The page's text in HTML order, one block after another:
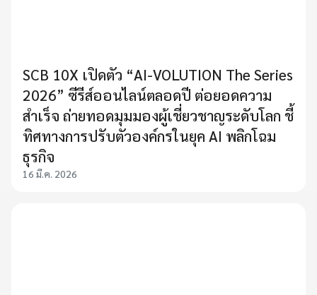
SCB 10X เปิดตัว “AI-VOLUTION The Series
2026” ซีรีส์ออนไลน์ตลอดปี ต่อยอดความ
สำเร็จ ถ่ายทอดมุมมองผู้เชี่ยวชาญระดับโลก ชี้
ทิศทางการปรับตัวองค์กรในยุค AI พลิกโฉม
ธุรกิจ
16 มี.ค. 2026